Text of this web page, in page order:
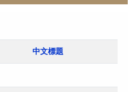
中文標題